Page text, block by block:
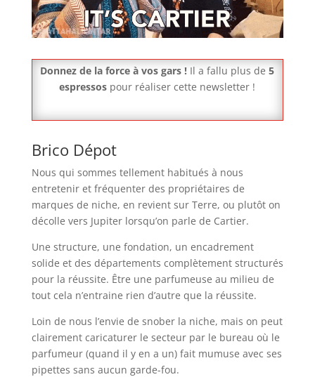
Donnez de la force à vos gars ! Il a fallu plus de5
espressos pour réaliser cette newsletter !
Brico Dépot
Nous qui sommes tellement habitués à nous
entretenir et fréquenter des propriétaires de
marques de niche, en revient sur Terre, ou plutôt on
décolle vers Jupiter lorsqu’on parle de Cartier.
Une structure, une fondation, un encadrement
solide et des départements complètement structurés
pour la réussite. Être une parfumeuse au milieu de
tout cela n’entraine rien d’autre que la réussite.
Loin de nous l’envie de snober la niche, mais on peut
clairement caricaturer le secteur par le bureau où le
parfumeur (quand il y en a un) fait mumuse avec ses
pipettes sans aucun garde-fou.